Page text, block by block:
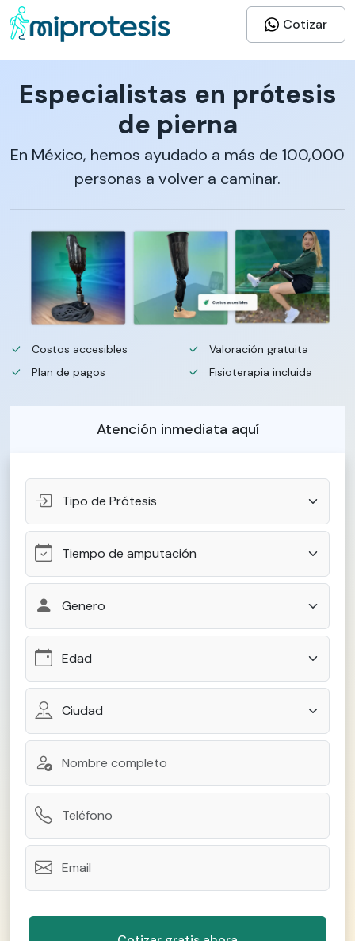
Cotizar
Especialistas en prótesis
de pierna
En México, hemos ayudado a más de 100,000
personas a volver a caminar.
Costos accesibles
Plan de pagos
Valoración gratuita
Fisioterapia incluida
Atención inmediata aquí